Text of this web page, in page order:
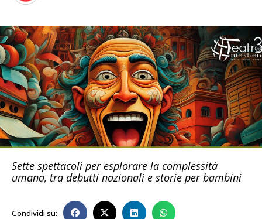
Sette spettacoli per esplorare la complessità
umana, tra debutti nazionali e storie per bambini
Condividi su: